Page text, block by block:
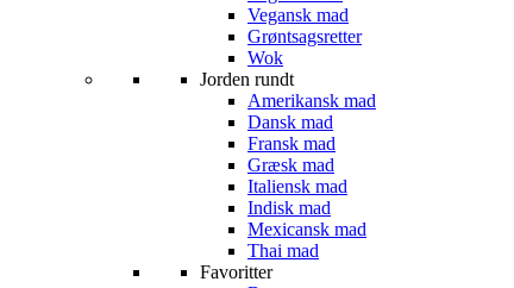
Vegansk mad
Grøntsagsretter
Wok
Jorden rundt
Amerikansk mad
Dansk mad
Fransk mad
Græsk mad
Italiensk mad
Indisk mad
Mexicansk mad
Thai mad
Favoritter